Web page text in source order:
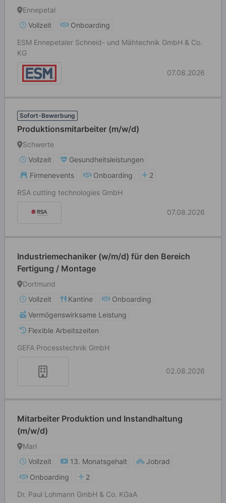
(m/w/d)
Ennepetal
Vollzeit
Onboarding
ESM Ennepetaler Schneid- und Mähtechnik GmbH & Co.
KG
07.08.2026
Sofort-Bewerbung
Produktionsmitarbeiter (m/w/d)
Schwerte
Vollzeit
Gesundheitsleistungen
Firmenevents
Onboarding
2
RSA cutting technologies GmbH
07.08.2026
Industriemechaniker (w/m/d) für den Bereich
Fertigung / Montage
Dortmund
Vollzeit
Kantine
Onboarding
Vermögenswirksame Leistung
Flexible Arbeitszeiten
GEFA Processtechnik GmbH
02.08.2026
Mitarbeiter Produktion und Instandhaltung
(m/w/d)
Marl
Vollzeit
13. Monatsgehalt
Jobrad
Onboarding
2
Dr. Paul Lohmann GmbH & Co. KGaA